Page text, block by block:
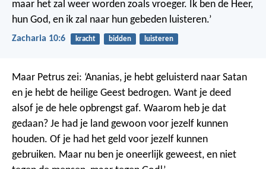
maar het zal weer worden zoals vroeger. Ik ben de Heer,
hun God, en ik zal naar hun gebeden luisteren.’
Zacharia 10:6 kracht bidden luisteren
Maar Petrus zei: ‘Ananias, je hebt geluisterd naar Satan
en je hebt de heilige Geest bedrogen. Want je deed
alsof je de hele opbrengst gaf. Waarom heb je dat
gedaan? Je had je land gewoon voor jezelf kunnen
houden. Of je had het geld voor jezelf kunnen
gebruiken. Maar nu ben je oneerlijk geweest, en niet